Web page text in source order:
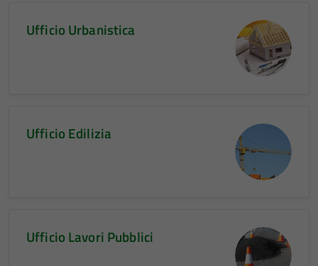
Ufficio Urbanistica
Ufficio Edilizia
Ufficio Lavori Pubblici